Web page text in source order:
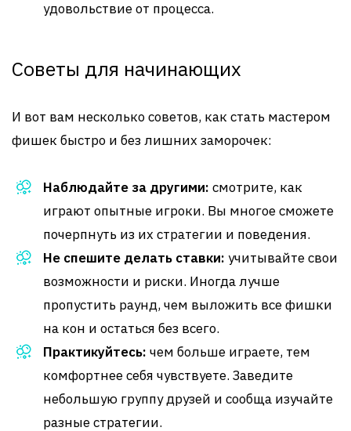
удовольствие от процесса.
Советы для начинающих
И вот вам несколько советов, как стать мастером
фишек быстро и без лишних заморочек:
Наблюдайте за другими: смотрите, как
играют опытные игроки. Вы многое сможете
почерпнуть из их стратегии и поведения.
Не спешите делать ставки: учитывайте свои
возможности и риски. Иногда лучше
пропустить раунд, чем выложить все фишки
на кон и остаться без всего.
Практикуйтесь: чем больше играете, тем
комфортнее себя чувствуете. Заведите
небольшую группу друзей и сообща изучайте
разные стратегии.